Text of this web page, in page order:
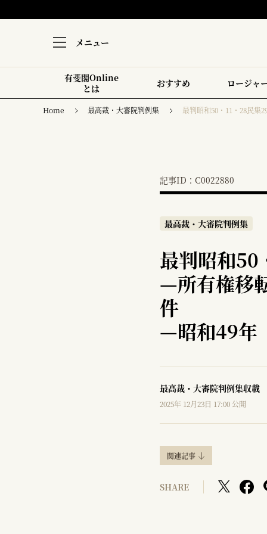
メニュー
有斐閣Online
とは
おすすめ ロージャ
Home 最高裁・大審院判例集 最判昭和50・11・28民集
記事ID：C0022880
最高裁・大審院判例集
最判昭和
—所有権移
件
—昭和49年
最高裁・大審院判例集収載
2025年 12月23日 17:00 公開
関連記事
SHARE